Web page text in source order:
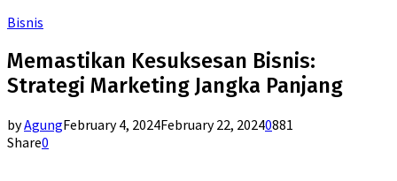
Bisnis
Memastikan Kesuksesan Bisnis:
Strategi Marketing Jangka Panjang
byAgungFebruary 4, 2024February 22, 20240881
Share0